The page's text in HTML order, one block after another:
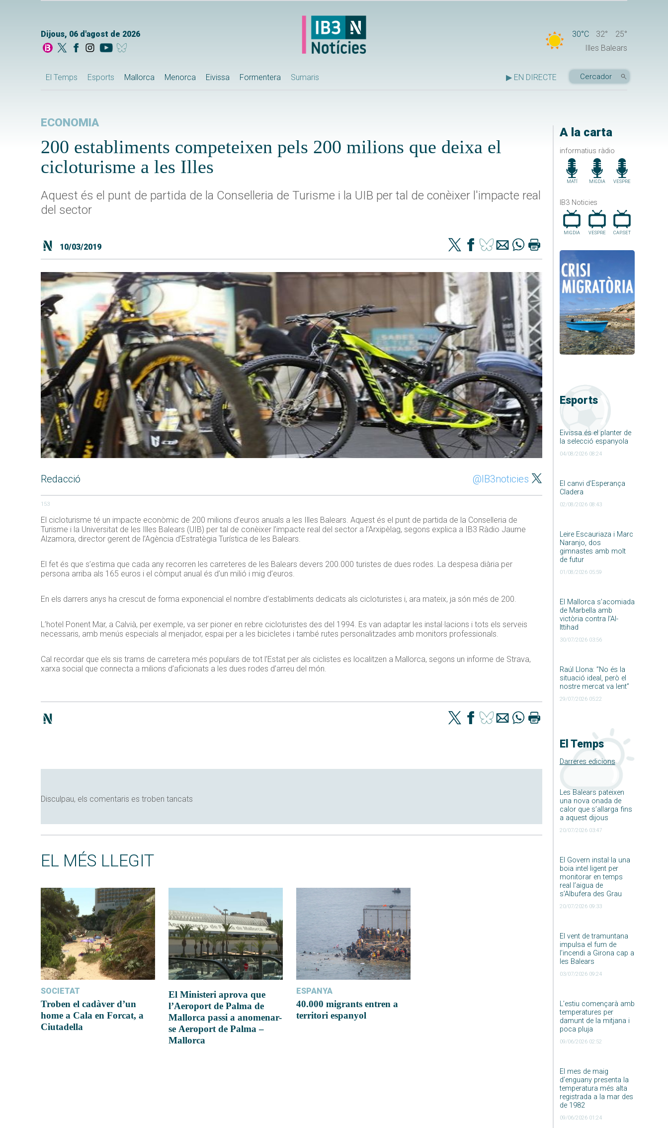
Dijous, 06 d'agost de 2026 30°C 32°
25°
Illes Balears
El Temps Esports Mallorca Menorca Eivissa Formentera Sumaris ▶ EN DIRECTE
A la carta
informatius ràdio
MATÍ MIGDIA VESPRE
IB3 Noticies
MIGDIA VESPRE CAP.SET
Esports
Eivissa és el planter de
la selecció espanyola
04/08/2026 08:24
El canvi d’Esperança
Cladera
02/08/2026 08:43
Leire Escauriaza i Marc
Naranjo, dos
gimnastes amb molt
de futur
01/08/2026 05:59
El Mallorca s’acomiada
de Marbella amb
victòria contra l’Al-
Ittihad
30/07/2026 03:56
Raúl Llona: ”No és la
situació ideal, però el
nostre mercat va lent”
29/07/2026 05:22
El Temps
Darreres edicions
Les Balears pateixen
una nova onada de
calor que s’allarga fins
a aquest dijous
20/07/2026 03:47
El Govern instal·la una
boia intel·ligent per
monitorar en temps
real l’aigua de
s’Albufera des Grau
20/07/2026 09:33
El vent de tramuntana
impulsa el fum de
l’incendi a Girona cap a
les Balears
03/07/2026 09:24
L’estiu començarà amb
temperatures per
damunt de la mitjana i
poca pluja
09/06/2026 02:52
El mes de maig
d’enguany presenta la
temperatura més alta
registrada a la mar des
de 1982
09/06/2026 01:24
ECONOMIA
200 establiments competeixen pels 200 milions que deixa el
cicloturisme a les Illes
Aquest és el punt de partida de la Conselleria de Turisme i la UIB per tal de conèixer l'impacte real
del sector
10/03/2019
Redacció @IB3noticies
153
El cicloturisme té un impacte econòmic de 200 milions d’euros anuals a les Illes Balears. Aquest és el punt de partida de la Conselleria de
Turisme i la Universitat de les Illes Balears (UIB) per tal de conèixer l’impacte real del sector a l’Arxipèlag, segons explica a IB3 Ràdio Jaume
Alzamora, director gerent de l’Agència d’Estratègia Turística de les Balears.
El fet és que s’estima que cada any recorren les carreteres de les Balears devers 200.000 turistes de dues rodes. La despesa diària per
persona arriba als 165 euros i el còmput anual és d’un milió i mig d’euros.
En els darrers anys ha crescut de forma exponencial el nombre d’establiments dedicats als cicloturistes i, ara mateix, ja són més de 200.
L’hotel Ponent Mar, a Calvià, per exemple, va ser pioner en rebre cicloturistes des del 1994. Es van adaptar les instal·lacions i tots els serveis
necessaris, amb menús especials al menjador, espai per a les bicicletes i també rutes personalitzades amb monitors professionals.
Cal recordar que els sis trams de carretera més populars de tot l’Estat per als ciclistes es localitzen a Mallorca, segons un informe de Strava,
xarxa social que connecta a milions d’aficionats a les dues rodes d’arreu del món.
Disculpau, els comentaris es troben tancats
EL MÉS LLEGIT
SOCIETAT
Troben el cadàver d’un
home a Cala en Forcat, a
Ciutadella
El Ministeri aprova que
l’Aeroport de Palma de
Mallorca passi a anomenar-
se Aeroport de Palma –
Mallorca
ESPANYA
40.000 migrants entren a
territori espanyol